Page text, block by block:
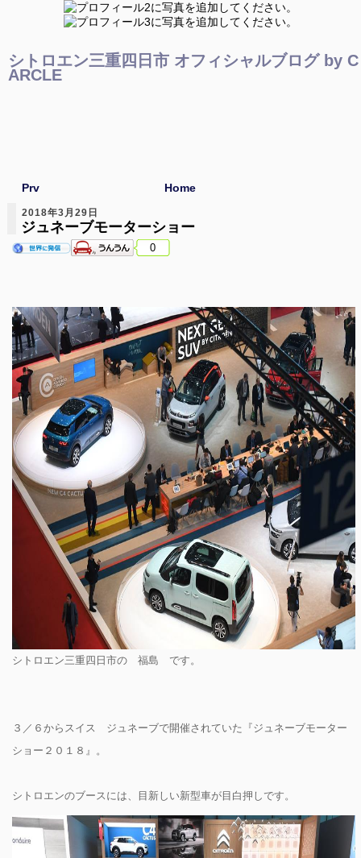
シトロエン三重四日市 オフィシャルブログ by C
ARCLE
Prv Home
2018年3月29日
ジュネーブモーターショー
0
シトロエン三重四日市の 福島 です。
３／６からスイス ジュネーブで開催されていた『ジュネーブモーター
ショー２０１８』。
シトロエンのブースには、目新しい新型車が目白押しです。